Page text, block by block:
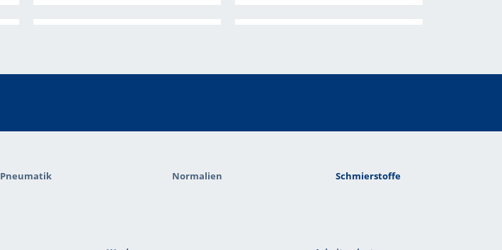
Pneumatik Normalien Schmierstoffe